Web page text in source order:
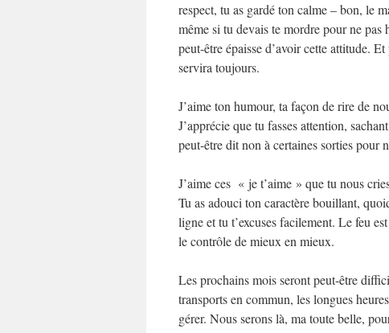
respect, tu as gardé ton calme – bon, le
même si tu devais te mordre pour ne pas
peut-être épaisse d’avoir cette attitude.
servira toujours.
J’aime ton humour, ta façon de rire de
J’apprécie que tu fasses attention,
peut-être dit non à certaines sorties pour
J’aime ces « je t’aime » que tu nous
Tu as adouci ton caractère bouillant,
ligne et tu t’excuses facilement. Le feu
le contrôle de mieux en mieux.
Les prochains mois seront peut-être
transports en commun, les longues
gérer. Nous serons là, ma toute belle,